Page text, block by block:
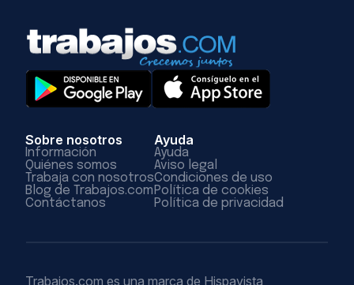
Sobre nosotros
Información
Quiénes somos
Trabaja con nosotros
Blog de Trabajos.com
Contáctanos
Ayuda
Ayuda
Aviso legal
Condiciones de uso
Política de cookies
Política de privacidad
Trabajos.com es una marca de Hispavista